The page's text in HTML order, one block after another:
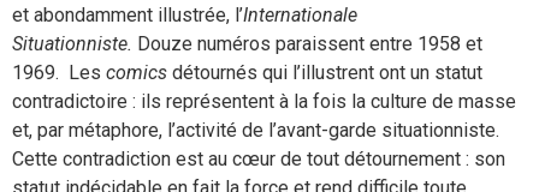
et abondamment illustrée, l’Internationale
Situationniste. Douze numéros paraissent entre 1958 et
1969. Les comics détournés qui l’illustrent ont un statut
contradictoire : ils représentent à la fois la culture de masse
et, par métaphore, l’activité de l’avant-garde situationniste.
Cette contradiction est au cœur de tout détournement : son